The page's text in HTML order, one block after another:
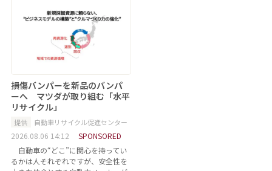
損傷バンパーを新品のバンパ
ーへ マツダが取り組む「水平
リサイクル」
提供 自動車リサイクル促進センター
2026.08.06 14:12
SPONSORED
自動車の“どこ”に関心を持ってい
るかは人それぞれですが、安全性を